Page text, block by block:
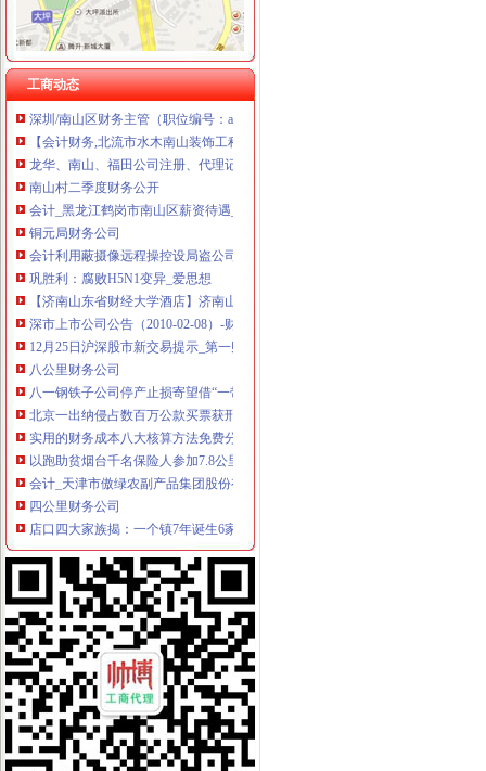
工商动态
有关重庆南滨路的知识_搜问问
重庆市南滨路_南滨路
重庆南滨路攻略,重庆南滨路门票_地址,重庆南滨路游览攻略-马蜂窝
南山财务公司
深圳/南山区财务主管（职位编号：abl001）招聘_深圳市爱宝莱照明技
【会计财务,北流市水木南山装饰工程有限公司招聘】-玉林赶集网
龙华、南山、福田公司注册、代理记账、服务至-深圳工商/税务/财务】
南山村二季度财务公开
会计_黑龙江鹤岗市南山区薪资待遇_深圳市永鑫财务管理有限公司招聘
铜元局财务公司
会计利用蔽摄像远程操控设局盗公司251万-中国网
巩胜利：腐败H5N1变异_爱思想
【济南山东省财经大学酒店】济南山东省财经大学酒店预订_济南山东
深市上市公司公告（2010-02-08）-财界网
12月25日沪深股市新交易提示_第一财经网
八公里财务公司
八一钢铁子公司停产止损寄望借“一带一路”翻身|每经App
北京一出纳侵占数百万公款买票获刑八年_新闻频道_中国青年网
实用的财务成本八大核算方法免费分享啦,赶紧的-凤凰-具媒体
以跑助贫烟台千名保险人参加7.8公里扶贫公益跑_烟台财经网_烟台理
会计_天津市傲绿农副产品集团股份有限公司招聘信息_食品人才中心_
四公里财务公司
店口四大家族揭：一个镇7年诞生6家上市公司--北方网-时代财经
巴陵石化化财务管理捂紧公司“钱袋子”_能源频道_红网
网易第四季度净利润36.83亿元人民同比增长70%_凤凰科技
马新高铁寻求负责建设的资产公司,计划高时速为350公里_财经上下
鑫秋农业财务造几方掐架多家金融机构被卷入_财经_中国网
上新街财务公司
【58同城】石家庄财务会计_石家庄财会_石家庄评估
重庆冯悦财务管理咨询有限公司2017新招聘信息_电话_地址-58企
新街镇财务税务机构-高安市财务税务机构-宜春财务税务机构-宜春财务
【南京内勤财务招聘网_2018年新南京内勤财务招聘信息】-南京聘
证券时报电子报实时通过手机APP、网站免费阅读重大财经新闻资讯及
南岸周边财务公司